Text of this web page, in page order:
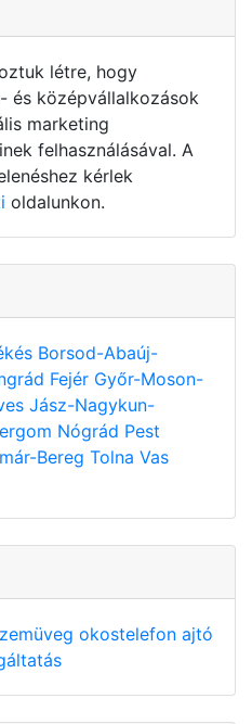
létre, hogy
és középvállalkozások
marketing
felhasználásával. A
kérlek
oldalunkon.
Borsod-Abaúj-
Fejér Győr-Moson-
Jász-Nagykun-
Nógrád Pest
Bereg Tolna Vas
okostelefon ajtó